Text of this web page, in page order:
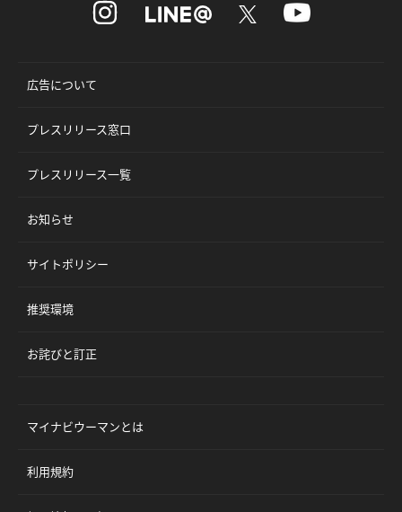
広告について
プレスリリース窓口
プレスリリース一覧
お知らせ
サイトポリシー
推奨環境
お詫びと訂正
マイナビウーマンとは
利用規約